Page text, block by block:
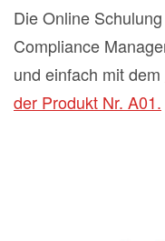
Die Online
Compliance
und einfach mit dem
der Produkt Nr. A01.